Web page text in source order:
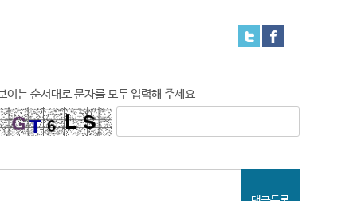
이는 순서대로 문자를 모두 입력해 주세요